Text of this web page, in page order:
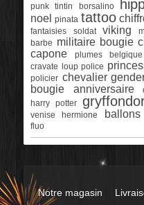
punk tintin borsalino
noel pinata tattoo
fantaisies
soldat viking
barbe militaire bougie
capone
plumes belgique
cravate loup police
policier chevalier
bougie anniversaire
harry potter
venise
hermione ballons
fluo
Notre magasin